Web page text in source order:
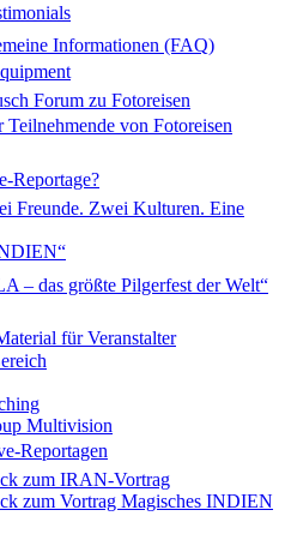
Informationen (FAQ)
Forum zu Fotoreisen
Teilnehmende von Fotoreisen
Reportage?
Zwei Kulturen. Eine
das größte Pilgerfest der Welt“
für Veranstalter
Multivision
Reportagen
zum IRAN-Vortrag
zum Vortrag Magisches INDIEN